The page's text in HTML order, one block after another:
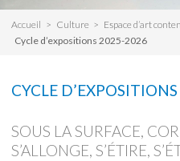
Accueil Culture
Espace d’art
Cycle d’expositions 2025-2026
CYCLE
SOUS LA SURFACE,
S’ALLONGE, S’ÉTIRE,